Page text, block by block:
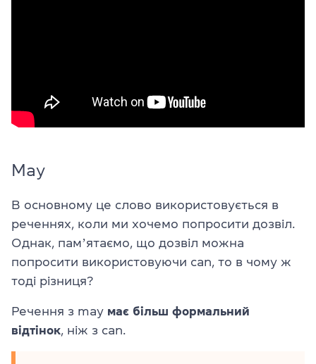
May
В основному це слово використовується в
реченнях, коли ми хочемо попросити дозвіл.
Однак, памʼятаємо, що дозвіл можна
попросити використовуючи can, то в чому ж
тоді різниця?
Речення з may має більш формальний
відтінок, ніж з can.